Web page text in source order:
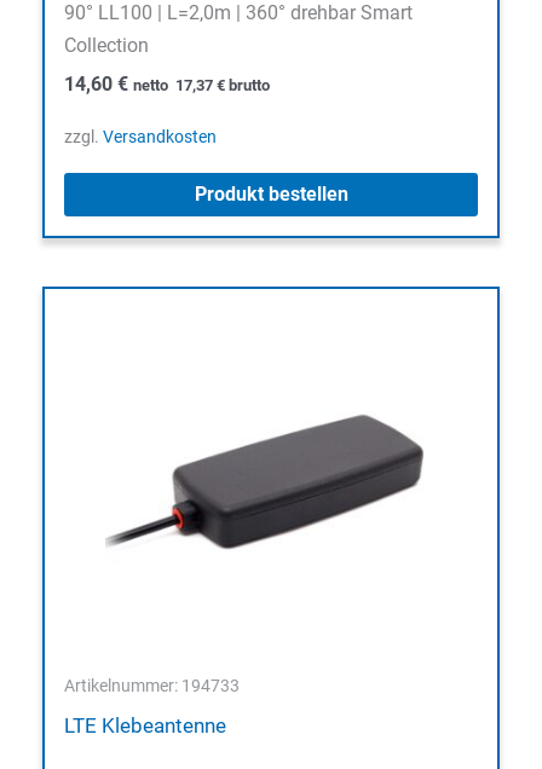
90° LL100 | L=2,0m | 360° drehbar Smart
Collection
14,60 € netto 17,37 € brutto
zzgl. Versandkosten
Produkt bestellen
Artikelnummer: 194733
LTE Klebeantenne